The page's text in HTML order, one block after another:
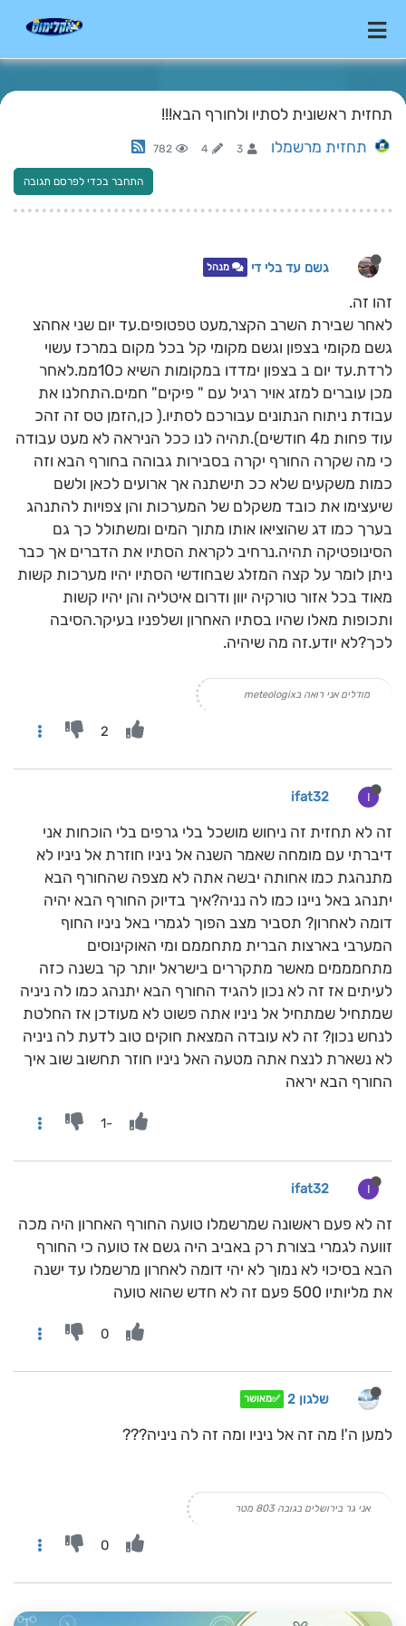
תחזית ראשונית לסתיו ולחורף הבא!!!
תחזית מרשמלו 3
4
782
התחבר בכדי לפרסם תגובה
גשם עד בלי די מנהל
זהו זה.
לאחר שבירת השרב הקצר,מעט טפטופים.עד יום שני אחהצ
גשם מקומי בצפון וגשם מקומי קל בכל מקום במרכז עשוי
לרדת.עד יום ב בצפון ימדדו במקומות השיא כ10ממ.לאחר
מכן עוברים למזג אויר רגיל עם " פיקים" חמים.התחלנו את
עבודת ניתוח הנתונים עבורכם לסתיו.( כן,הזמן טס זה זהכ
עוד פחות מ4 חודשים).תהיה לנו ככל הניראה לא מעט עבודה
כי מה שקרה החורף יקרה בסבירות גבוהה בחורף הבא וזה
כמות משקעים שלא ככ תישתנה אך ארועים לכאן ולשם
שיעצימו את כובד משקלם של המערכות והן צפויות להתנהג
בערך כמו דג שהוציאו אותו מתוך המים ומשתולל כך גם
הסינופטיקה תהיה.נרחיב לקראת הסתיו את הדברים אך כבר
ניתן לומר על קצה המזלג שבחודשי הסתיו יהיו מערכות קשות
מאוד בכל אזור טורקיה יוון ודרום איטליה והן יהיו קשות
ותכופות מאלו שהיו בסתיו האחרון ושלפניו בעיקר.הסיבה
לכך?לא יודע.זה מה שיהיה.
מודלים אני רואה בmeteologix
2
I
ifat32
זה לא תחזית זה ניחוש מושכל בלי גרפים בלי הוכחות אני
דיברתי עם מומחה שאמר השנה אל ניניו חוזרת אל ניניו לא
מתנהגת כמו אחותה יבשה אתה לא מצפה שהחורף הבא
יתנהג באל ניינו כמו לה נניה?איך בדיוק החורף הבא יהיה
דומה לאחרון? תסביר מצב הפוך לגמרי באל ניניו החוף
המערבי בארצות הברית מתחממם ומי האוקינוסים
מתחמממים מאשר מתקררים בישראל יותר קר בשנה כזה
לעיתים אז זה לא נכון להגיד החורף הבא יתנהג כמו לה ניניה
שמתחיל שמתחיל אל ניניו אתה פשוט לא מעודכן אז החלטת
לנחש נכון? זה לא עובדה המצאת חוקים טוב לדעת לה ניניה
לא נשארת לנצח אתה מטעה האל ניניו חוזר תחשוב שוב איך
החורף הבא יראה
-1
I
ifat32
זה לא פעם ראשונה שמרשמלו טועה החורף האחרון היה מכה
זוועה לגמרי בצורת רק באביב היה גשם אז טועה כי החורף
הבא בסיכוי לא נמוך לא יהי דומה לאחרון מרשמלו עד ישנה
את מליותיו 500 פעם זה לא חדש שהוא טועה
0
שלגון 2 ✅מאושר
למען ה'! מה זה אל ניניו ומה זה לה ניניה???
אני גר בירושלים בגובה 803 מטר
0